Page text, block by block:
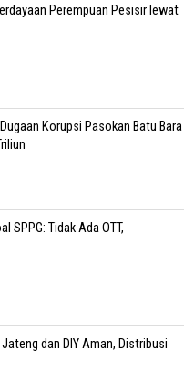
Perempuan Pesisir lewat
Korupsi Pasokan Batu Bara
SPPG: Tidak Ada OTT,
dan DIY Aman, Distribusi